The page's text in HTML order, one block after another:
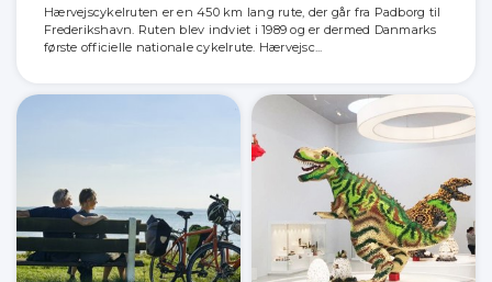
Hærvejscykelruten er en 450 km lang rute, der går fra Padborg til
Frederikshavn. Ruten blev indviet i 1989 og er dermed Danmarks
første officielle nationale cykelrute. Hærvejsc...